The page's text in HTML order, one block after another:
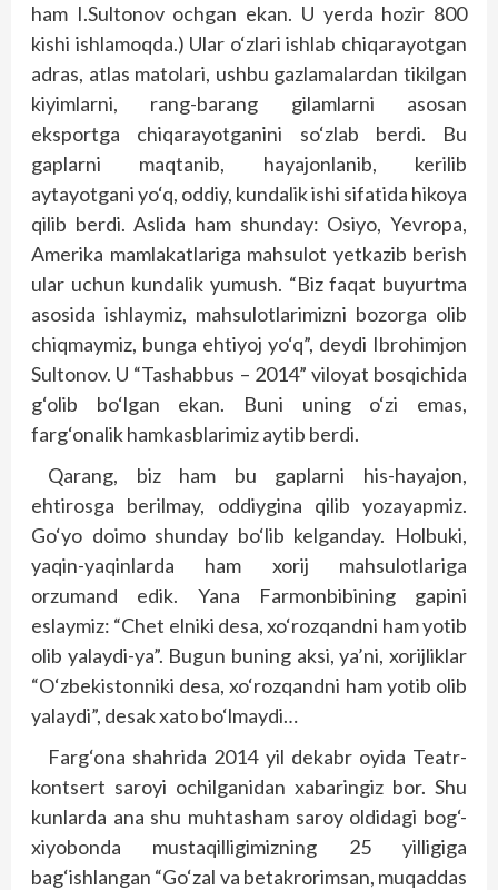
ham I.Sultonov ochgan ekan. U yerda hozir 800
kishi ishlamoqda.) Ular o‘zlari ishlab chiqarayotgan
adras, atlas matolari, ushbu gazlamalardan tikilgan
kiyimlarni, rang-barang gilamlarni asosan
eksportga chiqarayotganini so‘zlab berdi. Bu
gaplarni maqtanib, hayajonlanib, kerilib
aytayotgani yo‘q, oddiy, kundalik ishi sifatida hikoya
qilib berdi. Aslida ham shunday: Osiyo, Yevropa,
Amerika mamlakatlariga mahsulot yetkazib berish
ular uchun kundalik yumush. “Biz faqat buyurtma
asosida ishlaymiz, mahsulotlarimizni bozorga olib
chiqmaymiz, bunga ehtiyoj yo‘q”, deydi Ibrohimjon
Sultonov. U “Tashabbus – 2014” viloyat bosqichida
g‘olib bo‘lgan ekan. Buni uning o‘zi emas,
farg‘onalik hamkasblarimiz aytib berdi.
Qarang, biz ham bu gaplarni his-hayajon,
ehtirosga berilmay, oddiygina qilib yozayapmiz.
Go‘yo doimo shunday bo‘lib kelganday. Holbuki,
yaqin-yaqinlarda ham xorij mahsulotlariga
orzumand edik. Yana Farmonbibining gapini
eslaymiz: “Chet elniki desa, xo‘rozqandni ham yotib
olib yalaydi-ya”. Bugun buning aksi, ya’ni, xorijliklar
“O‘zbekistonniki desa, xo‘rozqandni ham yotib olib
yalaydi”, desak xato bo‘lmaydi…
Farg‘ona shahrida 2014 yil dekabr oyida Teatr-
kontsert saroyi ochilganidan xabaringiz bor. Shu
kunlarda ana shu muhtasham saroy oldidagi bog‘-
xiyobonda mustaqilligimizning 25 yilligiga
bag‘ishlangan “Go‘zal va betakrorimsan, muqaddas